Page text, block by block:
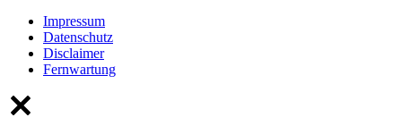
Impressum
Datenschutz
Disclaimer
Fernwartung